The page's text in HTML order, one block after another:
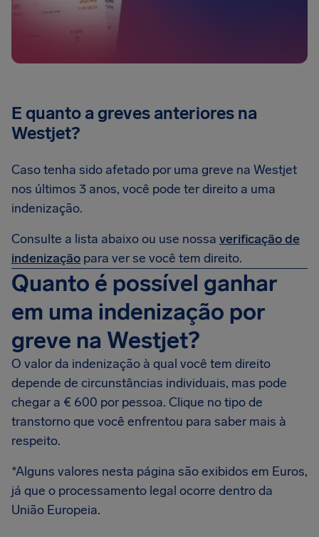
E quanto a greves anteriores na
Westjet?
Caso tenha sido afetado por uma greve na Westjet
nos últimos 3 anos, você pode ter direito a uma
indenização.
Consulte a lista abaixo ou use nossa verificação de
indenização para ver se você tem direito.
Quanto é possível ganhar
em uma indenização por
greve na Westjet?
O valor da indenização à qual você tem direito
depende de circunstâncias individuais, mas pode
chegar a € 600 por pessoa. Clique no tipo de
transtorno que você enfrentou para saber mais à
respeito.
*Alguns valores nesta página são exibidos em Euros,
já que o processamento legal ocorre dentro da
União Europeia.